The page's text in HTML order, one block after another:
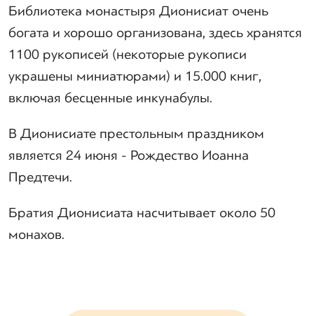
Библиотека монастыря Дионисиат очень
богата и хорошо организована, здесь хранятся
1100 рукописей (некоторые рукописи
украшены миниатюрами) и 15.000 книг,
включая бесценные инкунабулы.
В Дионисиате престольным праздником
является 24 июня - Рождество Иоанна
Предтечи.
Братия Дионисиата насчитывает около 50
монахов.